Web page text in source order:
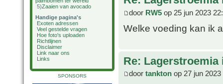
5)Zaaien van avocado
Handige pagina's
Exoten adressen
Veel gestelde vragen
Hoe foto's uploaden
Richtlijnen
Disclaimer
Link naar ons
Links
SPONSORS
door RW5 op 25 jun 2023
Welke voeding kan ik
Re:
door tankton op 27 jun 2023